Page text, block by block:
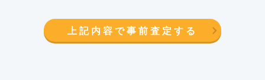
上記内容で事前査定する